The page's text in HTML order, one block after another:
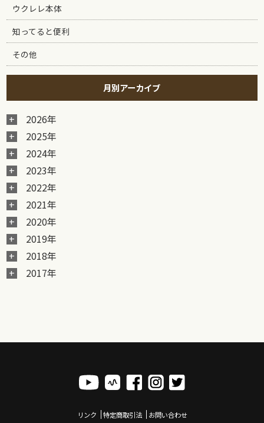
ウクレレ本体
知ってると便利
その他
月別アーカイブ
2026年
2025年
2024年
2023年
2022年
2021年
2020年
2019年
2018年
2017年
リンク 特定商取引法 お問い合わせ